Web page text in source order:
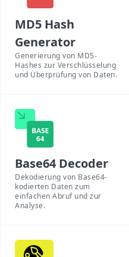
MD5 Hash
Generator
Generierung von MD5-
Hashes zur Verschlüsselung
und Überprüfung von Daten.
Base64 Decoder
Dekodierung von Base64-
kodierten Daten zum
einfachen Abruf und zur
Analyse.